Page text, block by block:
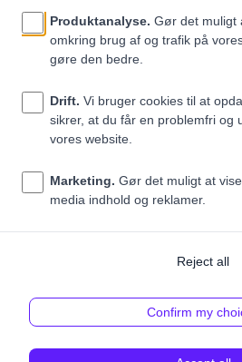
Marketplace
med karry og bacon (1 stk.)
Hønsesalat med karry og